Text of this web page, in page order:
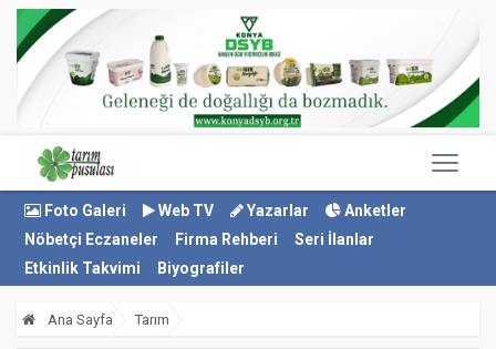
Foto Galeri Web TV Yazarlar
Anketler
Nöbetçi Eczaneler
Firma Rehberi
Seri İlanlar
Etkinlik Takvimi
Biyografiler
Ana Sayfa Tarım